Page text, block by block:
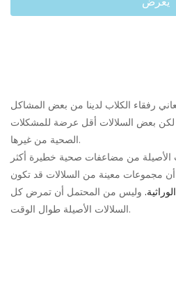
رفقاء الكلاب لدينا من بعض المشاكل
لكن بعض السلالات أقل عرضة للمشكلات
الصحية من غيرها.
الأصيلة من مضاعفات صحية خطيرة أكثر
مجموعات معينة من السلالات قد تكون
وليس من المحتمل أن تمرض كل
السلالات الأصيلة طوال الوقت.